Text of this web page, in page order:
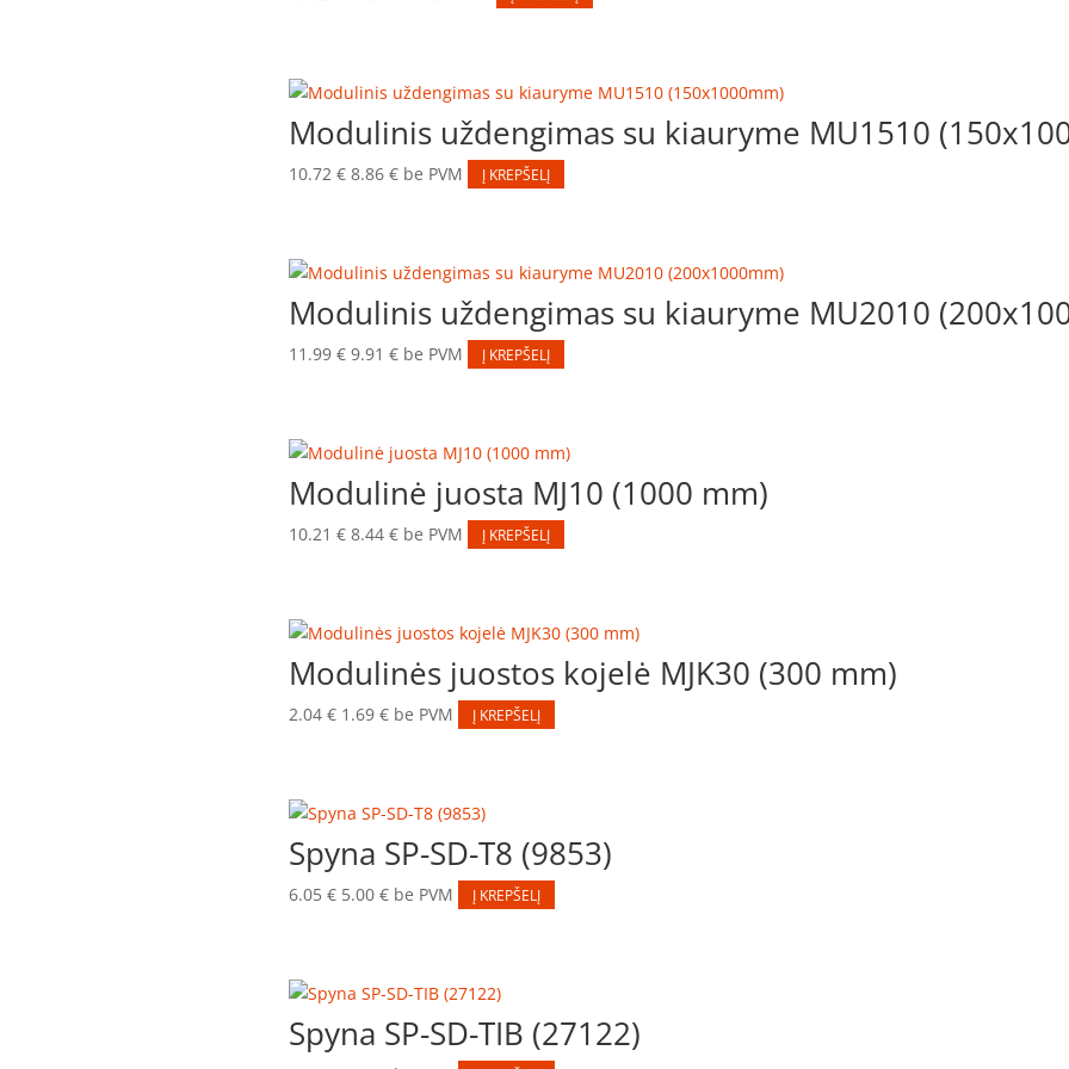
Modulinis uždengimas su kiauryme MU1510
10.72 € 8.86 €be PVM Į KREPŠELĮ
Modulinis uždengimas su kiauryme MU2010
11.99 € 9.91 €be PVM Į KREPŠELĮ
Modulinė juosta MJ10 (1000 mm)
10.21 € 8.44 €be PVM Į KREPŠELĮ
Modulinės juostos kojelė MJK30 (300 mm)
2.04 € 1.69 €be PVM Į KREPŠELĮ
Spyna SP-SD-T8 (9853)
6.05 € 5.00 €be PVM Į KREPŠELĮ
Spyna SP-SD-TIB (27122)